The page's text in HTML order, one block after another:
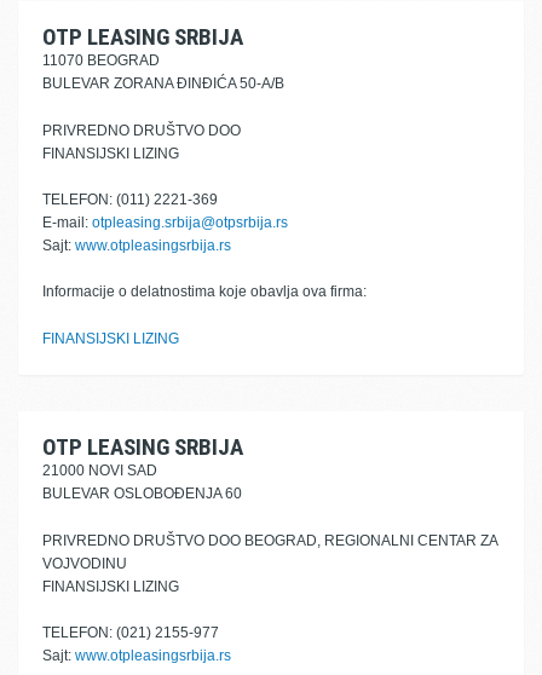
OTP LEASING SRBIJA
11070 BEOGRAD
BULEVAR ZORANA ĐINĐIĆA 50-A/B
PRIVREDNO DRUŠTVO DOO
FINANSIJSKI LIZING
TELEFON: (011) 2221-369
E-mail: otpleasing.srbija@otpsrbija.rs
Sajt: www.otpleasingsrbija.rs
Informacije o delatnostima koje obavlja ova firma:
FINANSIJSKI LIZING
OTP LEASING SRBIJA
21000 NOVI SAD
BULEVAR OSLOBOĐENJA 60
PRIVREDNO DRUŠTVO DOO BEOGRAD, REGIONALNI CENTAR ZA
VOJVODINU
FINANSIJSKI LIZING
TELEFON: (021) 2155-977
Sajt: www.otpleasingsrbija.rs